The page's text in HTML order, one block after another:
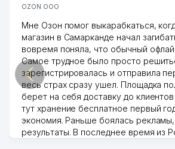
39 ARCH DECO ООО
BSM CONSULTING AND
LOGISTICS ООО
41
УЧЕБНО-РЕСУРСНЫЙ ЦЕНТР
МЕЖДУНАРОДНОГО
ВЕСТМИНСТЕРСКОГО
УНИВЕРСИТЕТА
42
BOBUR DIYOR СЕМЕЙНОЕ
ПРЕДПРИЯТИЕ
OZON ООО
Мне Озон помог выкарабкаться,
магазин в Самарканде начал
вовремя поняла, что обычный
Самое трудное было просто
зарегистрировалась и отправила
весь страх сразу ушел. Площадка
берет на себя доставку до
тут хранение бесплатное первый
экономия. Раньше боялась
результаты. В последнее время из